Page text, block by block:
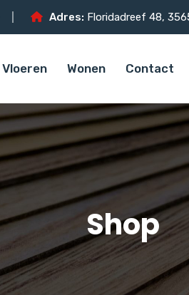
Adres: Floridadreef 48,
Vloeren Wonen Contact
Shop